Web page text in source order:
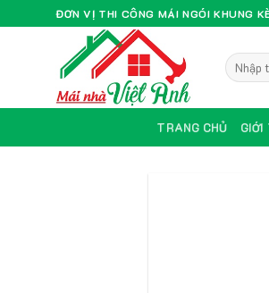
to
ĐƠN VỊ THI CÔNG MÁI NGÓI KHUNG
TRANG CHỦ GIỚI